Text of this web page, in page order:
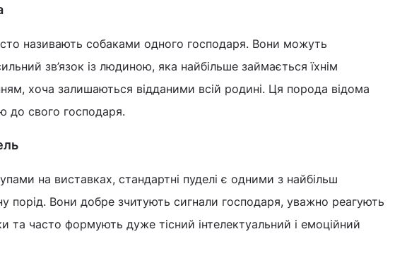
називають собаками одного господаря. Вони можуть
зв’язок із людиною, яка найбільше займається їхнім
хоча залишаються відданими всій родині. Ця порода відома
до свого господаря.
на виставках, стандартні пуделі є одними з найбільш
порід. Вони добре зчитують сигнали господаря, уважно реагують
та часто формують дуже тісний інтелектуальний і емоційний